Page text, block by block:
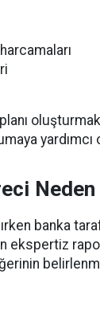
yardımcı
banka
ekspertiz